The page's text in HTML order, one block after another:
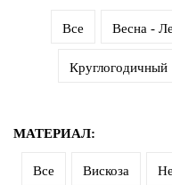
Все Весна -
Круглогодичный
МАТЕРИАЛ:
Все Вискоза